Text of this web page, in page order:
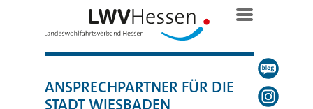
ANSPRECHPARTNER FÜR DIE
STADT WIESBADEN